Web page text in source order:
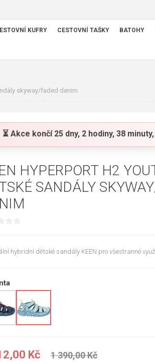
KUFRY CESTOVNÍ TAŠKY BATOHY
skyway/faded denim
⏳ Akce končí 25 dny, 2 hodiny, 38
HYPERPORT H2
SANDÁLY
hybridní dětské sandály KEEN pro všestranné
Kč 1 390,00 Kč